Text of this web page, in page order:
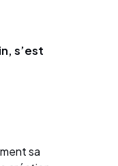
s’est
sa